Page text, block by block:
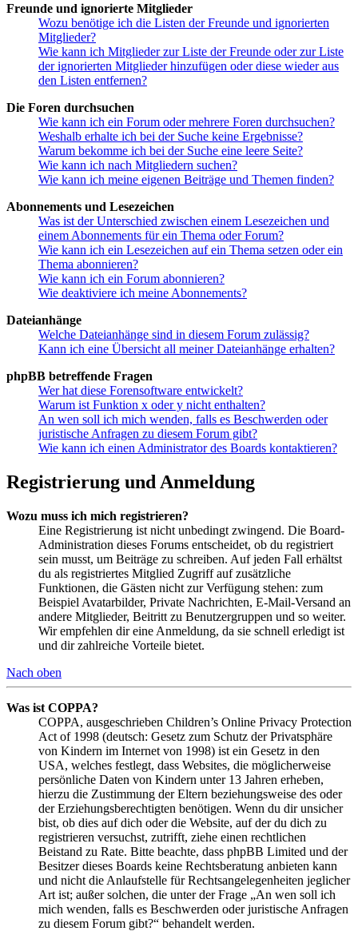
Freunde und ignorierte Mitglieder
Wozu benötige ich die Listen der Freunde und ignorierten
Mitglieder?
Wie kann ich Mitglieder zur Liste der Freunde oder zur Liste
der ignorierten Mitglieder hinzufügen oder diese wieder aus
den Listen entfernen?
Die Foren durchsuchen
Wie kann ich ein Forum oder mehrere Foren durchsuchen?
Weshalb erhalte ich bei der Suche keine Ergebnisse?
Warum bekomme ich bei der Suche eine leere Seite?
Wie kann ich nach Mitgliedern suchen?
Wie kann ich meine eigenen Beiträge und Themen finden?
Abonnements und Lesezeichen
Was ist der Unterschied zwischen einem Lesezeichen und
einem Abonnements für ein Thema oder Forum?
Wie kann ich ein Lesezeichen auf ein Thema setzen oder ein
Thema abonnieren?
Wie kann ich ein Forum abonnieren?
Wie deaktiviere ich meine Abonnements?
Dateianhänge
Welche Dateianhänge sind in diesem Forum zulässig?
Kann ich eine Übersicht all meiner Dateianhänge erhalten?
phpBB betreffende Fragen
Wer hat diese Forensoftware entwickelt?
Warum ist Funktion x oder y nicht enthalten?
An wen soll ich mich wenden, falls es Beschwerden oder
juristische Anfragen zu diesem Forum gibt?
Wie kann ich einen Administrator des Boards kontaktieren?
Registrierung und Anmeldung
Wozu muss ich mich registrieren?
Eine Registrierung ist nicht unbedingt zwingend. Die Board-
Administration dieses Forums entscheidet, ob du registriert
sein musst, um Beiträge zu schreiben. Auf jeden Fall erhältst
du als registriertes Mitglied Zugriff auf zusätzliche
Funktionen, die Gästen nicht zur Verfügung stehen: zum
Beispiel Avatarbilder, Private Nachrichten, E-Mail-Versand an
andere Mitglieder, Beitritt zu Benutzergruppen und so weiter.
Wir empfehlen dir eine Anmeldung, da sie schnell erledigt ist
und dir zahlreiche Vorteile bietet.
Nach oben
Was ist COPPA?
COPPA, ausgeschrieben Children’s Online Privacy Protection
Act of 1998 (deutsch: Gesetz zum Schutz der Privatsphäre
von Kindern im Internet von 1998) ist ein Gesetz in den
USA, welches festlegt, dass Websites, die möglicherweise
persönliche Daten von Kindern unter 13 Jahren erheben,
hierzu die Zustimmung der Eltern beziehungsweise des oder
der Erziehungsberechtigten benötigen. Wenn du dir unsicher
bist, ob dies auf dich oder die Website, auf der du dich zu
registrieren versuchst, zutrifft, ziehe einen rechtlichen
Beistand zu Rate. Bitte beachte, dass phpBB Limited und der
Besitzer dieses Boards keine Rechtsberatung anbieten kann
und nicht die Anlaufstelle für Rechtsangelegenheiten jeglicher
Art ist; außer solchen, die unter der Frage „An wen soll ich
mich wenden, falls es Beschwerden oder juristische Anfragen
zu diesem Forum gibt?“ behandelt werden.